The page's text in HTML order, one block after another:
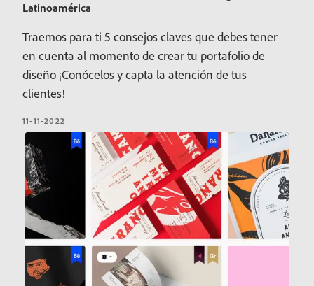
Latinoamérica
Traemos para ti 5 consejos claves que debes tener
en cuenta al momento de crear tu portafolio de
diseño ¡Conócelos y capta la atención de tus
clientes!
11-11-2022